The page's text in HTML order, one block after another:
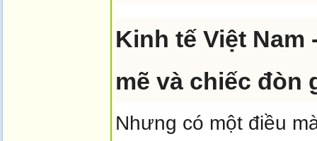
Kinh tế Việt
mẽ và chiếc đòn
Nhưng có một điều